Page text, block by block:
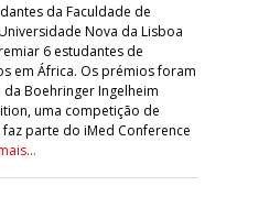
da Faculdade de
Nova da Lisboa
6 estudantes de
em África. Os prémios foram
Boehringer Ingelheim
uma competição de
parte do iMed Conference